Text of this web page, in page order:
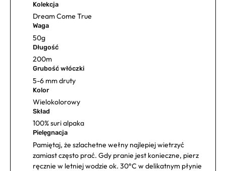
Kolekcja
Dream Come True
Waga
50g
Długość
200m
Grubość włóczki
5-6 mm druty
Kolor
Wielokolorowy
Skład
100% suri alpaka
Pielęgnacja
Pamiętaj, że szlachetne wełny najlepiej wietrzyć
zamiast często prać. Gdy pranie jest konieczne, pierz
ręcznie w letniej wodzie ok. 30°C w delikatnym płynie